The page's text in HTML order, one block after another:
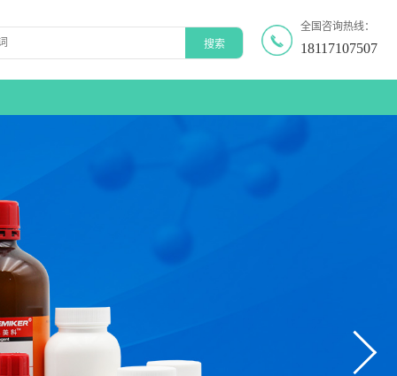
全国咨询热线：
18117107507